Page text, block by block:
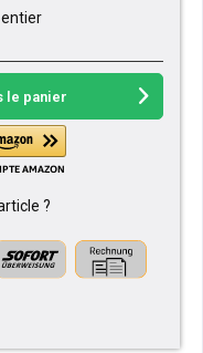
entier
le panier
?